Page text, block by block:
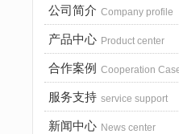
公司简介 Company profile
产品中心 Product center
合作案例 Cooperation
服务支持 service support
新闻中心 News center